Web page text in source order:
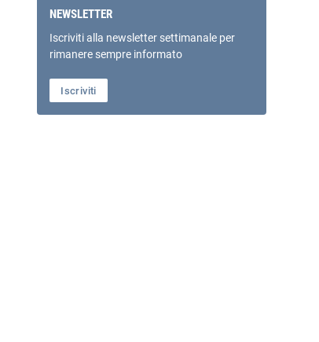
NEWSLETTER
Iscriviti alla newsletter settimanale per
rimanere sempre informato
Iscriviti